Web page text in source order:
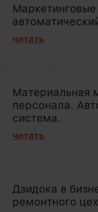
читать
Материальная
персонала.
система.
читать
Дзидока в
ремонтного